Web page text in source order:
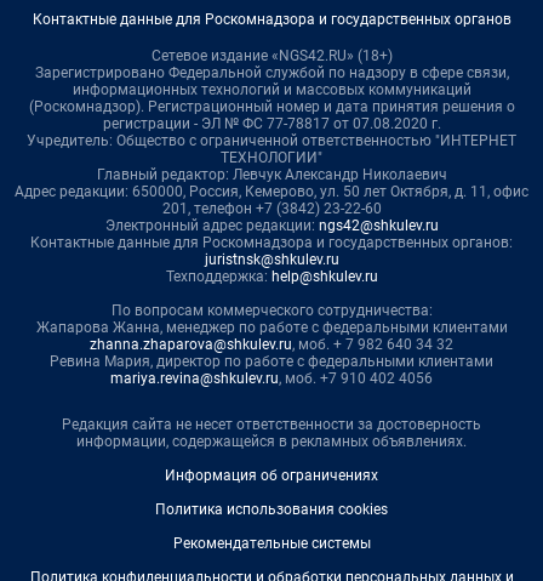
Контактные данные для Роскомнадзора и государственных органов
Сетевое издание «NGS42.RU» (18+)
Зарегистрировано Федеральной службой по надзору в сфере связи,
информационных технологий и массовых коммуникаций
(Роскомнадзор). Регистрационный номер и дата принятия решения о
регистрации - ЭЛ № ФС 77-78817 от 07.08.2020 г.
Учредитель: Общество с ограниченной ответственностью "ИНТЕРНЕТ
ТЕХНОЛОГИИ"
Главный редактор: Левчук Александр Николаевич
Адрес редакции: 650000, Россия, Кемерово, ул. 50 лет Октября, д. 11, офис
201, телефон +7 (3842) 23-22-60
Электронный адрес редакции: ngs42@shkulev.ru
Контактные данные для Роскомнадзора и государственных органов:
juristnsk@shkulev.ru
Техподдержка: help@shkulev.ru
По вопросам коммерческого сотрудничества:
Жапарова Жанна, менеджер по работе с федеральными клиентами
zhanna.zhaparova@shkulev.ru, моб. + 7 982 640 34 32
Ревина Мария, директор по работе с федеральными клиентами
mariya.revina@shkulev.ru, моб. +7 910 402 4056
Редакция сайта не несет ответственности за достоверность
информации, содержащейся в рекламных объявлениях.
Информация об ограничениях
Политика использования cookies
Рекомендательные системы